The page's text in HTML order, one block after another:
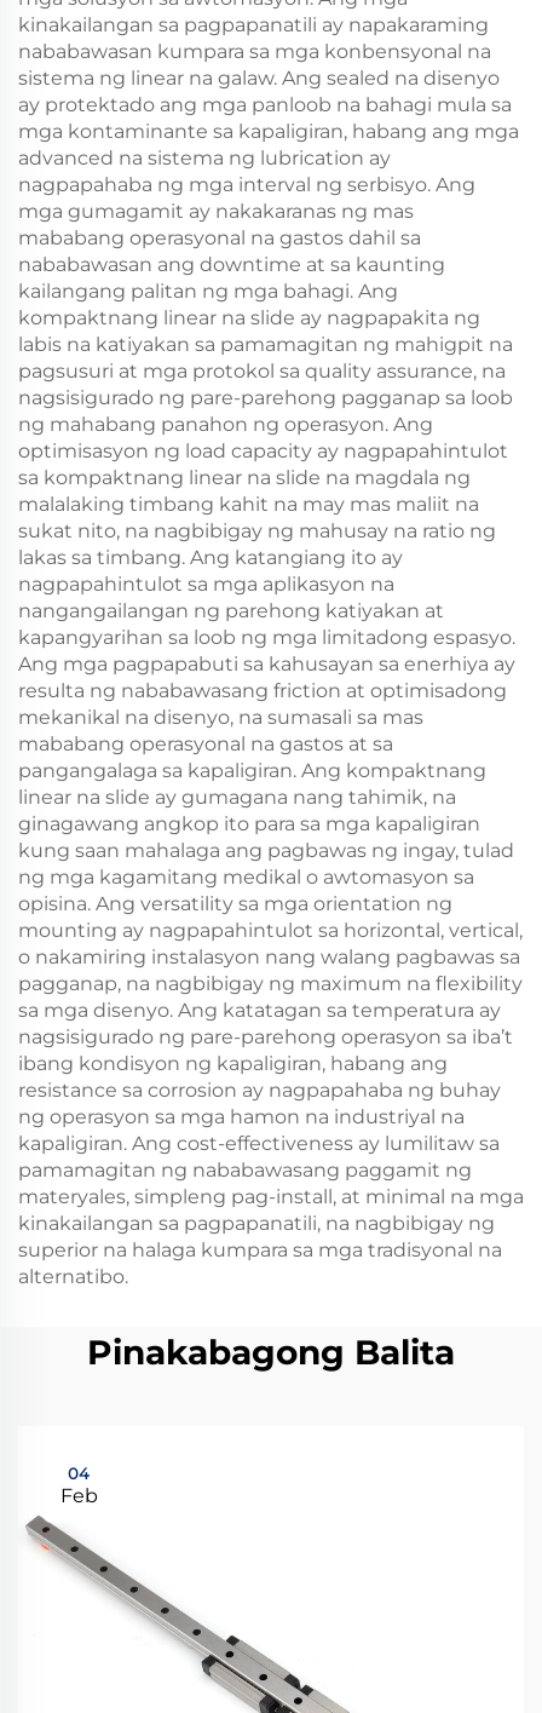
kinakailangan sa pagpapanatili ay napakaraming
nababawasan kumpara sa mga konbensyonal na
sistema ng linear na galaw. Ang sealed na disenyo
ay protektado ang mga panloob na bahagi mula sa
mga kontaminante sa kapaligiran, habang ang mga
advanced na sistema ng lubrication ay
nagpapahaba ng mga interval ng serbisyo. Ang
mga gumagamit ay nakakaranas ng mas
mababang operasyonal na gastos dahil sa
nababawasan ang downtime at sa kaunting
kailangang palitan ng mga bahagi. Ang
kompaktnang linear na slide ay nagpapakita ng
labis na katiyakan sa pamamagitan ng mahigpit na
pagsusuri at mga protokol sa quality assurance, na
nagsisigurado ng pare-parehong pagganap sa loob
ng mahabang panahon ng operasyon. Ang
optimisasyon ng load capacity ay nagpapahintulot
sa kompaktnang linear na slide na magdala ng
malalaking timbang kahit na may mas maliit na
sukat nito, na nagbibigay ng mahusay na ratio ng
lakas sa timbang. Ang katangiang ito ay
nagpapahintulot sa mga aplikasyon na
nangangailangan ng parehong katiyakan at
kapangyarihan sa loob ng mga limitadong espasyo.
Ang mga pagpapabuti sa kahusayan sa enerhiya ay
resulta ng nababawasang friction at optimisadong
mekanikal na disenyo, na sumasali sa mas
mababang operasyonal na gastos at sa
pangangalaga sa kapaligiran. Ang kompaktnang
linear na slide ay gumagana nang tahimik, na
ginagawang angkop ito para sa mga kapaligiran
kung saan mahalaga ang pagbawas ng ingay, tulad
ng mga kagamitang medikal o awtomasyon sa
opisina. Ang versatility sa mga orientation ng
mounting ay nagpapahintulot sa horizontal, vertical,
o nakamiring instalasyon nang walang pagbawas sa
pagganap, na nagbibigay ng maximum na flexibility
sa mga disenyo. Ang katatagan sa temperatura ay
nagsisigurado ng pare-parehong operasyon sa iba’t
ibang kondisyon ng kapaligiran, habang ang
resistance sa corrosion ay nagpapahaba ng buhay
ng operasyon sa mga hamon na industriyal na
kapaligiran. Ang cost-effectiveness ay lumilitaw sa
pamamagitan ng nababawasang paggamit ng
materyales, simpleng pag-install, at minimal na mga
kinakailangan sa pagpapanatili, na nagbibigay ng
superior na halaga kumpara sa mga tradisyonal na
alternatibo.
Pinakabagong Balita
04
Feb